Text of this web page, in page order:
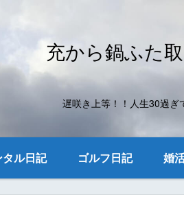
充から鍋ふた
遅咲き上等！！人生30過ぎ
タル日記 ゴルフ日記 婚